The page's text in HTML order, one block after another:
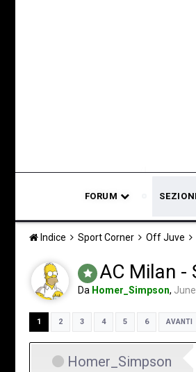
FORUM
Indice Sport Corner Off Juve
AC Milan -
Da Homer_Simpson,
1 2 3 4 5 6 AVANTI
Homer_Simpson